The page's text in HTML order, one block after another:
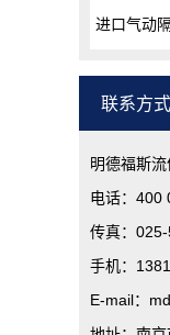
进口气动
联系方式
明德福斯
电话：400
传真：
手机：
E-mail：